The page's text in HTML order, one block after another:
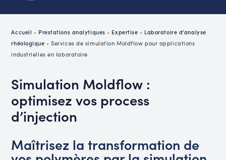
Accueil • Prestations analytiques • Expertise • Laboratoire d’analyse
rhéologique •Services de simulation Moldflow pour applications
industrielles en laboratoire
Simulation Moldflow :
optimisez vos process
d’injection
Maîtrisez la transformation de